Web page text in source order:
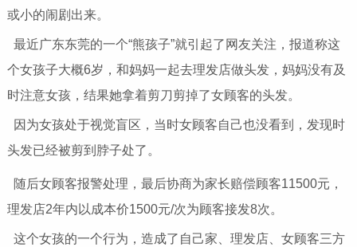
或小的闹剧出来。
最近广东东莞的一个“熊孩子”就引起了网友关注，报道称这
个女孩子大概6岁，和妈妈一起去理发店做头发，妈妈没有及
时注意女孩，结果她拿着剪刀剪掉了女顾客的头发。
因为女孩处于视觉盲区，当时女顾客自己也没看到，发现时
头发已经被剪到脖子处了。
随后女顾客报警处理，最后协商为家长赔偿顾客11500元，
理发店2年内以成本价1500元/次为顾客接发8次。
这个女孩的一个行为，造成了自己家、理发店、女顾客三方